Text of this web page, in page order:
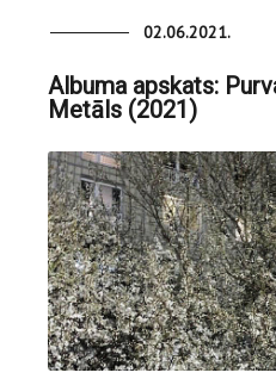
02.06.2021.
Albuma apskats:
Metāls (2021)